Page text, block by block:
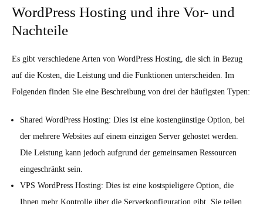
WordPress Hosting und ihre Vor- und
Nachteile
Es gibt verschiedene Arten von WordPress Hosting, die sich in Bezug
auf die Kosten, die Leistung und die Funktionen unterscheiden. Im
Folgenden finden Sie eine Beschreibung von drei der häufigsten Typen:
Shared WordPress Hosting: Dies ist eine kostengünstige Option, bei
der mehrere Websites auf einem einzigen Server gehostet werden.
Die Leistung kann jedoch aufgrund der gemeinsamen Ressourcen
eingeschränkt sein.
VPS WordPress Hosting: Dies ist eine kostspieligere Option, die
Ihnen mehr Kontrolle über die Serverkonfiguration gibt. Sie teilen